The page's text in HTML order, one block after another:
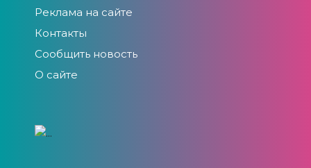
Реклама на сайте
Контакты
Сообщить новость
О сайте